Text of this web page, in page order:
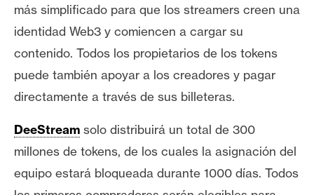
más simplificado para que los streamers creen una
identidad Web3 y comiencen a cargar su
contenido. Todos los propietarios de los tokens
puede también apoyar a los creadores y pagar
directamente a través de sus billeteras.
DeeStream solo distribuirá un total de 300
millones de tokens, de los cuales la asignación del
equipo estará bloqueada durante 1000 días. Todos